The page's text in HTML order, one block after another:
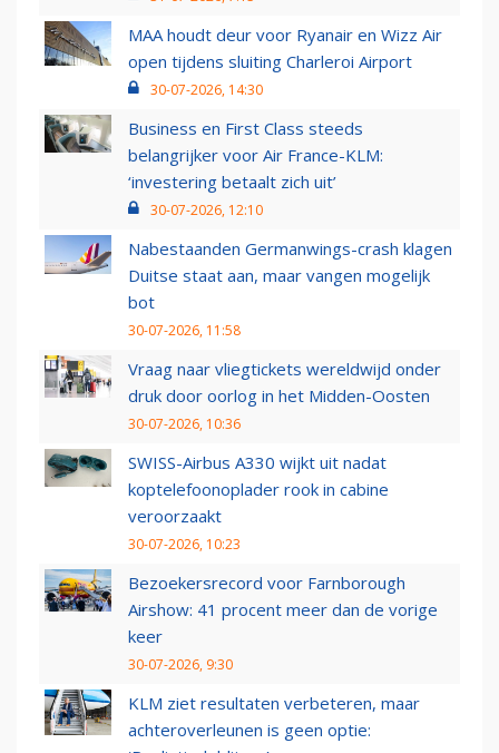
MAA houdt deur voor Ryanair en Wizz Air
open tijdens sluiting Charleroi Airport
30-07-2026, 14:30
Business en First Class steeds
belangrijker voor Air France-KLM:
‘investering betaalt zich uit’
30-07-2026, 12:10
Nabestaanden Germanwings-crash klagen
Duitse staat aan, maar vangen mogelijk
bot
30-07-2026, 11:58
Vraag naar vliegtickets wereldwijd onder
druk door oorlog in het Midden-Oosten
30-07-2026, 10:36
SWISS-Airbus A330 wijkt uit nadat
koptelefoonoplader rook in cabine
veroorzaakt
30-07-2026, 10:23
Bezoekersrecord voor Farnborough
Airshow: 41 procent meer dan de vorige
keer
30-07-2026, 9:30
KLM ziet resultaten verbeteren, maar
achteroverleunen is geen optie: